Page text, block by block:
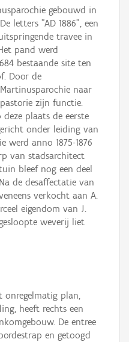
gebouwd in
letters "AD 1886", een
travee in
pand werd
bestaande site ten
Door de
naar
zijn functie.
plaats de eerste
onder leiding van
werd anno 1875-1876
van stadsarchitect
bleef nog een deel
de desaffectatie van
verkocht aan A.
eigendom van J.
weverij liet
onregelmatig plan,
heeft rechts een
De entree
en getoogd